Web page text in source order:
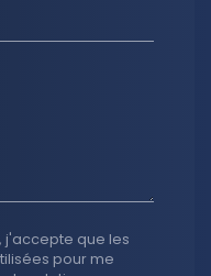
j'accepte que les
pour me